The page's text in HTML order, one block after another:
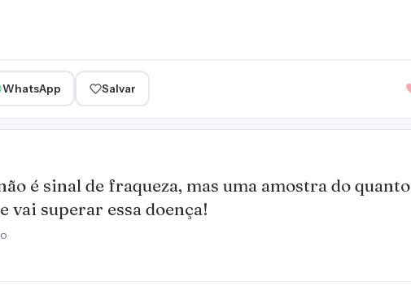
WhatsApp Salvar
é sinal de fraqueza, mas uma amostra do quanto
vai superar essa doença!